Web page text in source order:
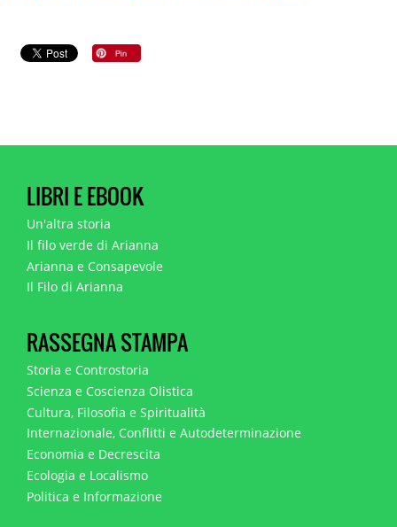
LIBRI E EBOOK
Un'altra storia
Il filo verde di Arianna
Arianna e Consapevole
Il Filo di Arianna
RASSEGNA STAMPA
Storia e Controstoria
Scienza e Coscienza Olistica
Cultura, Filosofia e Spiritualità
Internazionale, Conflitti e Autodeterminazione
Economia e Decrescita
Ecologia e Localismo
Politica e Informazione